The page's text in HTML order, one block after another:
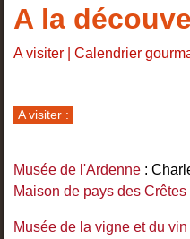
A la
A visiter Calendrier
A visiter :
Musée de l'Ardenne :
Maison de pays des Crêtes
Musée de la vigne et du vin